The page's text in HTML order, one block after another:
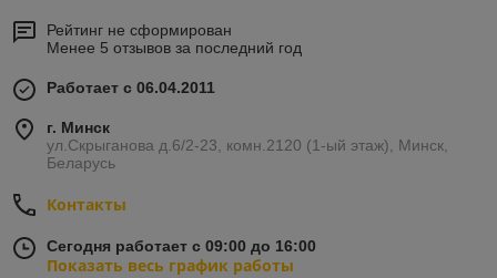
Рейтинг не сформирован
Менее 5 отзывов за последний год
Работает с 06.04.2011
г. Минск
ул.Скрыганова д.6/2-23, комн.2120 (1-ый этаж), Минск,
Беларусь
Контакты
Сегодня работает с 09:00 до 16:00
Показать весь график работы